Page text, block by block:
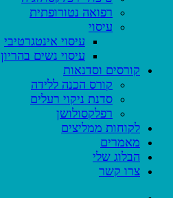
רפואה נטורופתית
עיסוי
עיסוי אינטגרטיבי
עיסוי נשים בהריון
קורסים וסדנאות
קורס הכנה ללידה
סדנת ניקוי רעלים
רפלקסולושן
לקוחות ממליצים
מאמרים
הבלוג שלי
צרו קשר